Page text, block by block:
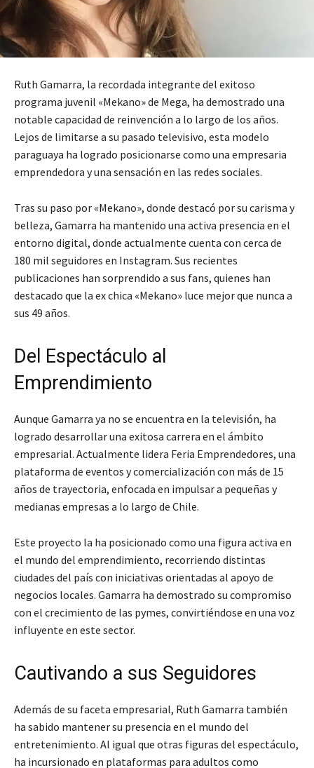
Ruth Gamarra, la recordada integrante del exitoso
programa juvenil «Mekano» de Mega, ha demostrado una
notable capacidad de reinvención a lo largo de los años.
Lejos de limitarse a su pasado televisivo, esta modelo
paraguaya ha logrado posicionarse como una empresaria
emprendedora y una sensación en las redes sociales.
Tras su paso por «Mekano», donde destacó por su carisma y
belleza, Gamarra ha mantenido una activa presencia en el
entorno digital, donde actualmente cuenta con cerca de
180 mil seguidores en Instagram. Sus recientes
publicaciones han sorprendido a sus fans, quienes han
destacado que la ex chica «Mekano» luce mejor que nunca a
sus 49 años.
Del Espectáculo al
Emprendimiento
Aunque Gamarra ya no se encuentra en la televisión, ha
logrado desarrollar una exitosa carrera en el ámbito
empresarial. Actualmente lidera Feria Emprendedores, una
plataforma de eventos y comercialización con más de 15
años de trayectoria, enfocada en impulsar a pequeñas y
medianas empresas a lo largo de Chile.
Este proyecto la ha posicionado como una figura activa en
el mundo del emprendimiento, recorriendo distintas
ciudades del país con iniciativas orientadas al apoyo de
negocios locales. Gamarra ha demostrado su compromiso
con el crecimiento de las pymes, convirtiéndose en una voz
influyente en este sector.
Cautivando a sus Seguidores
Además de su faceta empresarial, Ruth Gamarra también
ha sabido mantener su presencia en el mundo del
entretenimiento. Al igual que otras figuras del espectáculo,
ha incursionado en plataformas para adultos como